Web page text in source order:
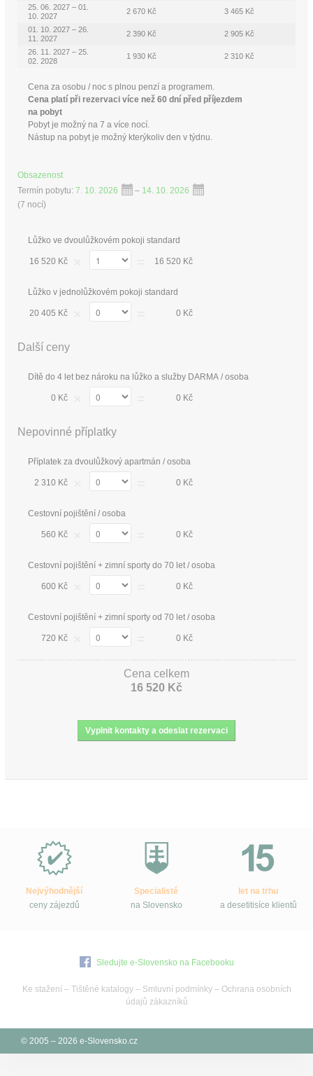
25. 06. 2027 – 01.
10. 2027
2 670 Kč 3 465 Kč
01. 10. 2027 – 26.
11. 2027
2 390 Kč 2 905 Kč
26. 11. 2027 – 25.
02. 2028
1 930 Kč 2 310 Kč
Cena za osobu / noc s plnou penzí a programem.
Cena platí při rezervaci více než 60 dní před příjezdem
na pobyt
Pobyt je možný na 7 a více nocí.
Nástup na pobyt je možný kterýkoliv den v týdnu.
Obsazenost
Termín pobytu: 7. 10. 2026 – 14. 10. 2026
(7 nocí)
Lůžko ve dvoulůžkovém pokoji standard
16 520 Kč 16 520 Kč
Lůžko v jednolůžkovém pokoji standard
20 405 Kč 0 Kč
Další ceny
Dítě do 4 let bez nároku na lůžko a služby DARMA / osoba
0 Kč 0 Kč
Nepovinné příplatky
Příplatek za dvoulůžkový apartmán / osoba
2 310 Kč 0 Kč
Cestovní pojištění / osoba
560 Kč 0 Kč
Cestovní pojištění + zimní sporty do 70 let / osoba
600 Kč 0 Kč
Cestovní pojištění + zimní sporty od 70 let / osoba
720 Kč 0 Kč
Cena celkem
16 520 Kč
Slovensko.cz?
Nejvýhodnější
ceny zájezdů
Specialisté
na Slovensko
let na trhu
a desetitisíce klientů
Sledujte e-Slovensko na Facebooku
Ke stažení – Tištěné katalogy– Smluvní podmínky– Ochrana osobních
údajů zákazníků
© 2005 – 2026 e-Slovensko.cz